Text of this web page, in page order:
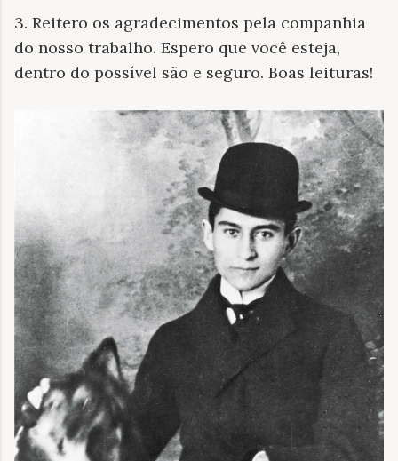
3. Reitero os agradecimentos pela companhia
do nosso trabalho. Espero que você esteja,
dentro do possível são e seguro. Boas leituras!